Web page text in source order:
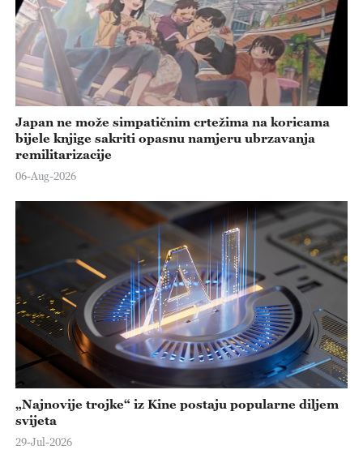
Japan ne može simpatičnim crtežima na koricama
bijele knjige sakriti opasnu namjeru ubrzavanja
remilitarizacije
06-Aug-2026
„Najnovije trojke“ iz Kine postaju popularne diljem
svijeta
29-Jul-2026